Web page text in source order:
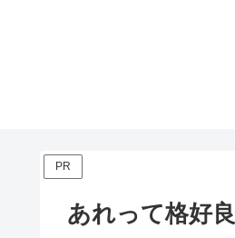
PR
あれって格好